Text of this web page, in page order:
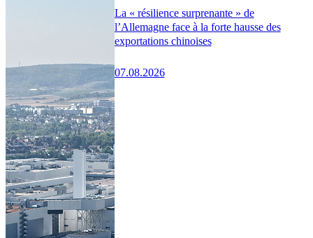
La « résilience surprenante » de
l’Allemagne face à la forte hausse des
exportations chinoises
07.08.2026